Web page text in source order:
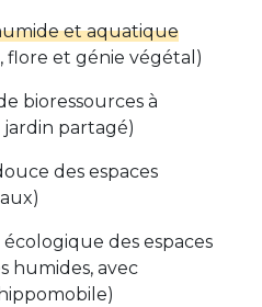
et aquatique
flore et génie végétal)
bioressources à
jardin partagé)
des espaces
des espaces
humides, avec